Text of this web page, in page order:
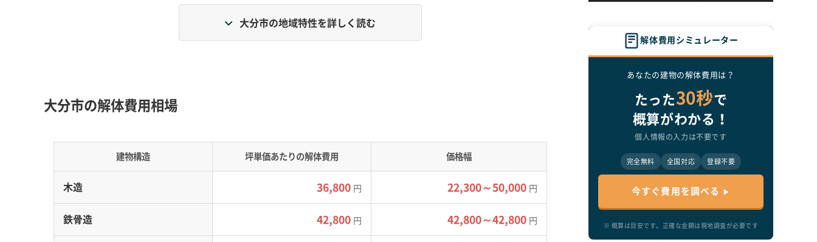
地形・道路事情と解体費用の傾向
もり額が大きく変わります。
地形の特徴：市内の地形は、大きく二つに分かれます。一つは高度経済成長期に開発された「明野」や「敷戸」とい
った台地上の造成地。もう一つは、大分川・大野川の河口に広がる「鶴崎」や「大在」などの低地です。台地はひな
壇状の土地が多く高低差が、低地は地盤が弱く地下水位が高いという特徴があります。
道路事情：府内町や中央町といった中心市街地は、城下町だった頃の区割りがそのまま残っています。そのた
め、4tトラックが入れないような狭い道が網の目のように張り巡らされています。
大分市の地域特性を詳しく読む
大分市の解体費用相場
建物構造 坪単価あたりの解体費用 価格幅
木造 36,800 円 22,300～50,000 円
鉄骨造 42,800 円 42,800～42,800 円
解体費用シミュレーター
あなたの建物の解体費用は？
たった30秒で
概算がわかる！
個人情報の入力は不要です
完全無料 全国対応 登録不要
今すぐ費用を調べる
※ 概算は目安です。正確な金額は現地調査が必要です